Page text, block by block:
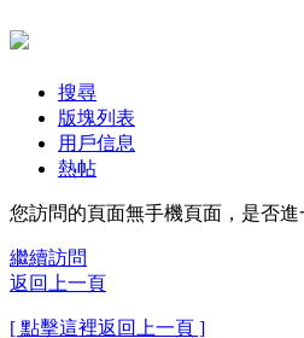
搜尋
版塊列表
用戶信息
熱帖
您訪問的頁面無手機頁面，是否進
繼續訪問
返回上一頁
[ 點擊這裡返回上一頁 ]